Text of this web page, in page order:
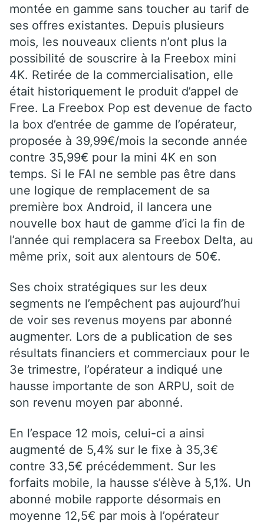
montée en gamme sans toucher au tarif de
ses offres existantes. Depuis plusieurs
mois, les nouveaux clients n’ont plus la
possibilité de souscrire à la Freebox mini
4K. Retirée de la commercialisation, elle
était historiquement le produit d’appel de
Free. La Freebox Pop est devenue de facto
la box d’entrée de gamme de l’opérateur,
proposée à 39,99€/mois la seconde année
contre 35,99€ pour la mini 4K en son
temps. Si le FAI ne semble pas être dans
une logique de remplacement de sa
première box Android, il lancera une
nouvelle box haut de gamme d’ici la fin de
l’année qui remplacera sa Freebox Delta, au
même prix, soit aux alentours de 50€.
Ses choix stratégiques sur les deux
segments ne l’empêchent pas aujourd’hui
de voir ses revenus moyens par abonné
augmenter. Lors de a publication de ses
résultats financiers et commerciaux pour le
3e trimestre, l’opérateur a indiqué une
hausse importante de son ARPU, soit de
son revenu moyen par abonné.
En l’espace 12 mois, celui-ci a ainsi
augmenté de 5,4% sur le fixe à 35,3€
contre 33,5€ précédemment. Sur les
forfaits mobile, la hausse s’élève à 5,1%. Un
abonné mobile rapporte désormais en
moyenne 12,5€ par mois à l’opérateur